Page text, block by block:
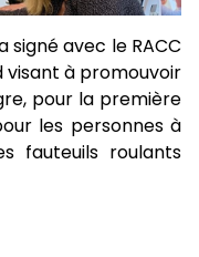
signé avec le RACC
visant à promouvoir
pour la première
les personnes à
fauteuils roulants